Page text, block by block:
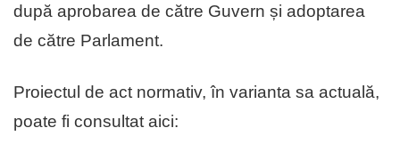
după aprobarea de către Guvern și adoptarea
de către Parlament.
Proiectul de act normativ, în varianta sa actuală,
poate fi consultat aici: